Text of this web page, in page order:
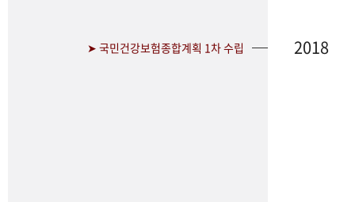
➤ 국민건강보험종합계획 1차 수립 2018